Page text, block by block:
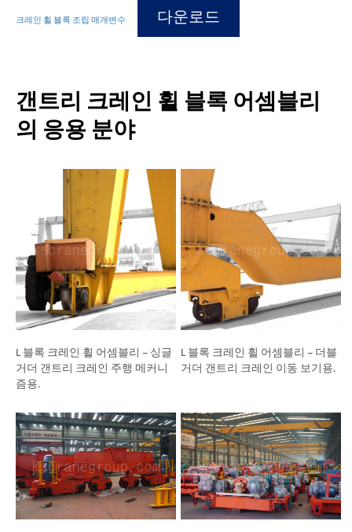
크레인 휠 블록 조립 매개변수 다운로드
갠트리 크레인 휠 블록 어셈블리
의 응용 분야
L 블록 크레인 휠 어셈블리 – 싱글
거더 갠트리 크레인 주행 메커니
즘용.
L 블록 크레인 휠 어셈블리 – 더블
거더 갠트리 크레인 이동 보기용.